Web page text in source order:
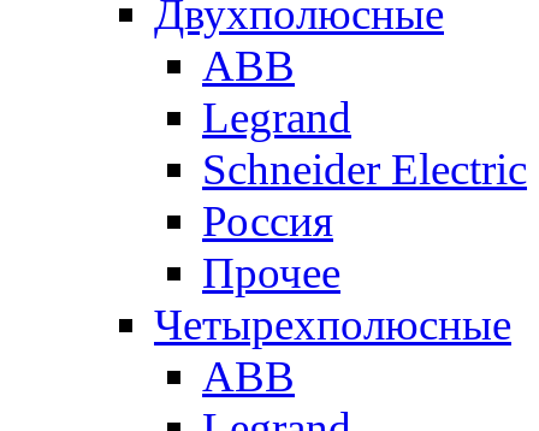
Двухполюсные
ABB
Legrand
Schneider Electric
Россия
Прочее
Четырехполюсные
ABB